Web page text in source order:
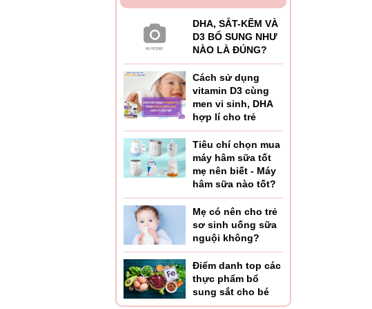
DHA, SẮT-KẼM VÀ
D3 BỔ SUNG NHƯ
NÀO LÀ ĐÚNG?
Cách sử dụng
vitamin D3 cùng
men vi sinh, DHA
hợp lí cho trẻ
Tiêu chí chọn mua
máy hâm sữa tốt
mẹ nên biết - Máy
hâm sữa nào tốt?
Mẹ có nên cho trẻ
sơ sinh uống sữa
nguội không?
Điểm danh top các
thực phẩm bổ
sung sắt cho bé